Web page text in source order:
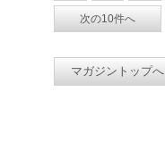
次の10件へ
マガジントップへ